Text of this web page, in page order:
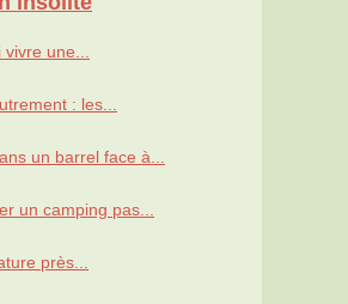
vivre une...
: les...
un barrel face à...
un camping pas...
près...